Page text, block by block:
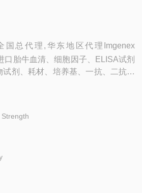
国总代理,华东地区代理Imgenex
口胎牛血清、细胞因子、ELISA试剂
剂、耗材、培养基、一抗、二抗、